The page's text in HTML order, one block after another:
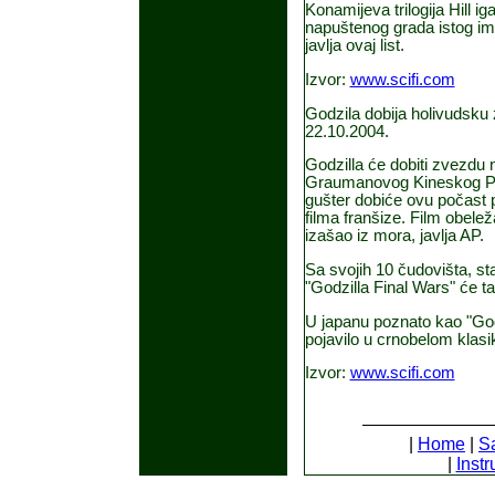
Konamijeva trilogija Hill
napuštenog grada istog
javlja ovaj list.
Izvor: www.scifi.com
Godzila dobija holivudsku
22.10.2004.
Godzilla će dobiti zvezdu
Graumanovog Kineskog
gušter dobiće ovu počast
filma franšize. Film
izašao iz mora, javlja AP.
Sa svojih 10 čudovišta,
"Godzilla Final Wars" će
U japanu poznato kao
pojavilo u crnobelom
Izvor: www.scifi.com
Home